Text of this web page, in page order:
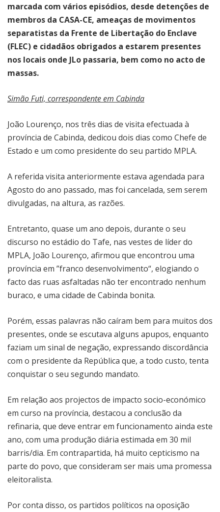
marcada com vários episódios, desde detenções de
membros da CASA-CE, ameaças de movimentos
separatistas da Frente de Libertação do Enclave
(FLEC) e cidadãos obrigados a estarem presentes
nos locais onde JLo passaria, bem como no acto de
massas.
Simão Futi, correspondente em Cabinda
João Lourenço, nos três dias de visita efectuada à
província de Cabinda, dedicou dois dias como Chefe de
Estado e um como presidente do seu partido MPLA.
A referida visita anteriormente estava agendada para
Agosto do ano passado, mas foi cancelada, sem serem
divulgadas, na altura, as razões.
Entretanto, quase um ano depois, durante o seu
discurso no estádio do Tafe, nas vestes de líder do
MPLA, João Lourenço, afirmou que encontrou uma
província em ”franco desenvolvimento“, elogiando o
facto das ruas asfaltadas não ter encontrado nenhum
buraco, e uma cidade de Cabinda bonita.
Porém, essas palavras não caíram bem para muitos dos
presentes, onde se escutava alguns apupos, enquanto
faziam um sinal de negação, expressando discordância
com o presidente da República que, a todo custo, tenta
conquistar o seu segundo mandato.
Em relação aos projectos de impacto socio-económico
em curso na província, destacou a conclusão da
refinaria, que deve entrar em funcionamento ainda este
ano, com uma produção diária estimada em 30 mil
barris/dia. Em contrapartida, há muito cepticismo na
parte do povo, que consideram ser mais uma promessa
eleitoralista.
Por conta disso, os partidos políticos na oposição